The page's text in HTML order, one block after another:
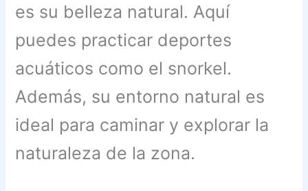
es su belleza natural. Aquí
puedes practicar deportes
acuáticos como el snorkel.
Además, su entorno natural es
ideal para caminar y explorar la
naturaleza de la zona.